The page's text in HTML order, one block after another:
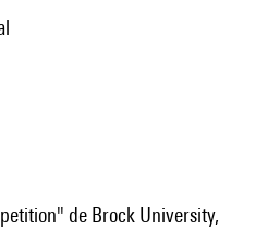
de Brock University,